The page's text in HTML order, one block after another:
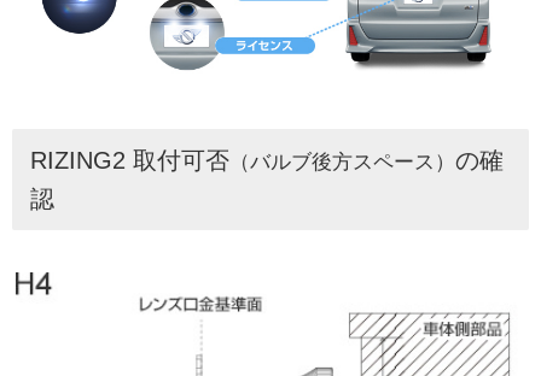
RIZING2 取付可否 （バルブ後方スペース） の確
認